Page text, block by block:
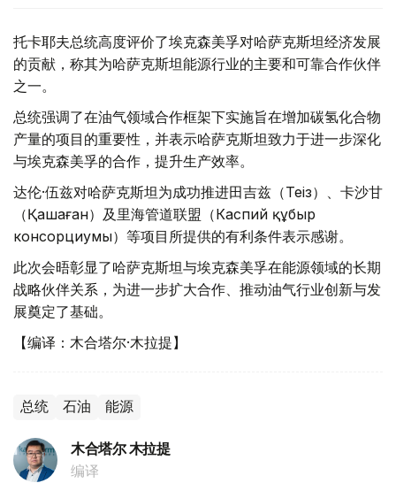
托卡耶夫总统高度评价了埃克森美孚对哈萨克斯坦经济发展
的贡献，称其为哈萨克斯坦能源行业的主要和可靠合作伙伴
之一。
总统强调了在油气领域合作框架下实施旨在增加碳氢化合物
产量的项目的重要性，并表示哈萨克斯坦致力于进一步深化
与埃克森美孚的合作，提升生产效率。
达伦·伍兹对哈萨克斯坦为成功推进田吉兹（Теңіз）、卡沙甘
（Қашаған）及里海管道联盟（Каспий құбыр
консорциумы）等项目所提供的有利条件表示感谢。
此次会晤彰显了哈萨克斯坦与埃克森美孚在能源领域的长期
战略伙伴关系，为进一步扩大合作、推动油气行业创新与发
展奠定了基础。
【编译：木合塔尔·木拉提】
总统 石油 能源
木合塔尔 木拉提
编译